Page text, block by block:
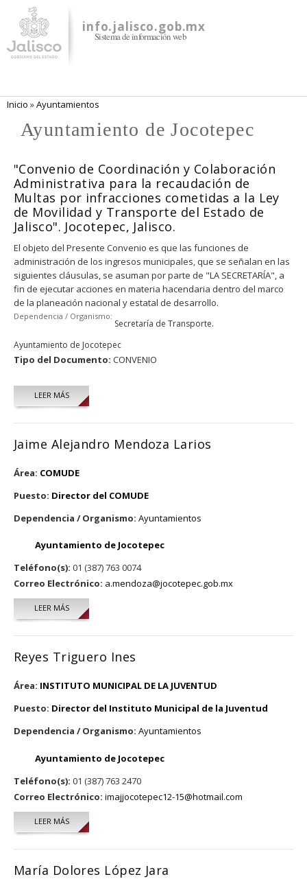
contenido
principal
info.jalisco.gob.mx
Sistema de información web
Se encuentra usted aquí
Inicio »Ayuntamientos
Ayuntamiento de Jocotepec
"Convenio de Coordinación y Colaboración
Administrativa para la recaudación de
Multas por infracciones cometidas a la Ley
de Movilidad y Transporte del Estado de
Jalisco". Jocotepec, Jalisco.
El objeto del Presente Convenio es que las funciones de
administración de los ingresos municipales, que se señalan en las
siguientes cláusulas, se asuman por parte de "LA SECRETARÍA", a
fin de ejecutar acciones en materia hacendaria dentro del marco
de la planeación nacional y estatal de desarrollo.
Dependencia / Organismo:
Secretaría de Transporte.
Ayuntamiento de Jocotepec
Tipo del Documento: CONVENIO
LEER MÁS
Jaime Alejandro Mendoza Larios
Área: COMUDE
Puesto: Director del COMUDE
Dependencia / Organismo: Ayuntamientos
Ayuntamiento de Jocotepec
Teléfono(s): 01 (387) 763 0074
Correo Electrónico: a.mendoza@jocotepec.gob.mx
LEER MÁSSOBRE JAIME ALEJANDRO MENDOZA LARIOS
Reyes Triguero Ines
Área: INSTITUTO MUNICIPAL DE LA JUVENTUD
Puesto: Director del Instituto Municipal de la Juventud
Dependencia / Organismo: Ayuntamientos
Ayuntamiento de Jocotepec
Teléfono(s): 01 (387) 763 2470
Correo Electrónico: imajjocotepec12-15@hotmail.com
LEER MÁSSOBRE REYES TRIGUERO INES
María Dolores López Jara